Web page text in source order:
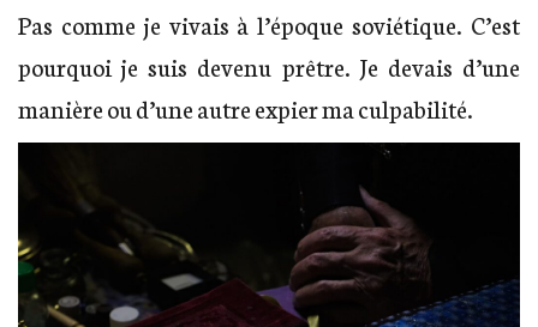
Pas comme je vivais à l’époque soviétique. C’est
pourquoi je suis devenu prêtre. Je devais d’une
manière ou d’une autre expier ma culpabilité.